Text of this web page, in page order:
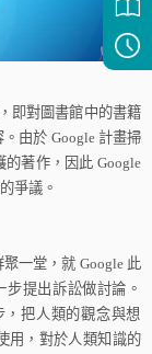
即對圖書館中的書籍
。由於 Google 計畫掃
的著作，因此 Google
爭議。
一堂，就 Google 此
步提出訴訟做討論。
把人類的觀念與想
用，對於人類知識的